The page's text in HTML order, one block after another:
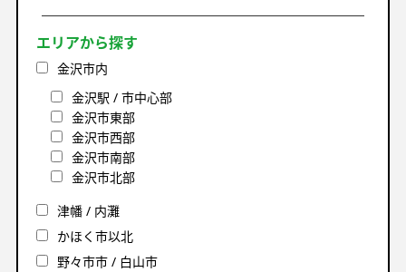
エリアから探す
金沢市内
金沢駅 / 市中心部
金沢市東部
金沢市西部
金沢市南部
金沢市北部
津幡 / 内灘
かほく市以北
野々市市 / 白山市